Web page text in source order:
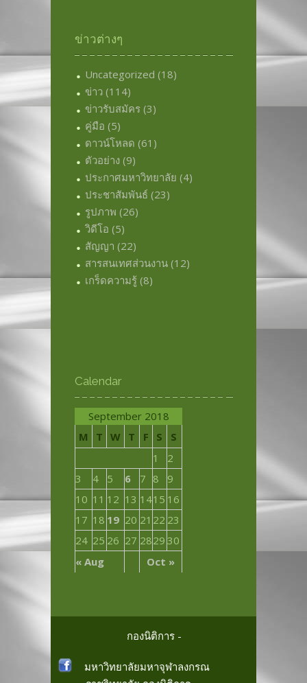
ข่าวต่างๆ
Uncategorized (18)
ข่าว (114)
ข่าวรับสมัคร (3)
คู่มือ (5)
ดาวน์โหลด (61)
ตัวอย่าง (9)
ประกาศมหาวิทยาลัย (4)
ประชาสัมพันธ์ (23)
รูปภาพ (26)
วิดีโอ (5)
สัญญา (22)
สารสนเทศส่วนงาน (12)
เกร็ดความรู้ (8)
Calendar
September 2018
M
T W T F S S
« Aug Oct »
1
2
3
4 5 6 7 8
9
10 11 12 13 1415 16
17 18 19 20 21 22 23
24 25 26 27 2829 30
กองนิติการ -
มหาวิทยาลัยมหาจุฬาลงกรณ